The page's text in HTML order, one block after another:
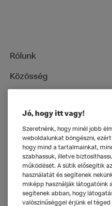
Rólunk
Közösség
Általános
Jó, hogy itt vagy!
Szeretnénk, hogy minél jobb
weboldalunkat böngészni,
hogy mind a tartalmainkat,
szabhassuk, illetve
működését. A sütik elősegítik
használatát és segítenek
miképp használják látogatóink
segítenek abban, hogy
valószínűséggel érjünk el